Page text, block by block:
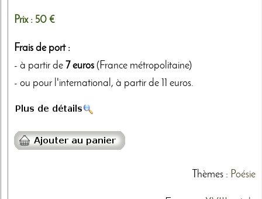
Prix : 50 €
Frais de port :
- à partir de 7 euros (France métropolitaine)
- ou pour l'international, à partir de 11 euros.
Thèmes: Poésie